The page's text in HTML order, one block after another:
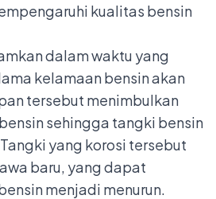
kualitas bensin
dalam waktu yang
kelamaan bensin akan
tersebut menimbulkan
sehingga tangki bensin
yang korosi tersebut
baru, yang dapat
menjadi menurun.